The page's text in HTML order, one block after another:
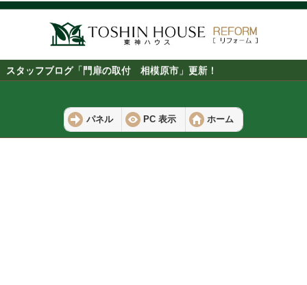
スタッフブログ「門扉の取付 相模原市」更新！
パネル PC 表示 ホーム